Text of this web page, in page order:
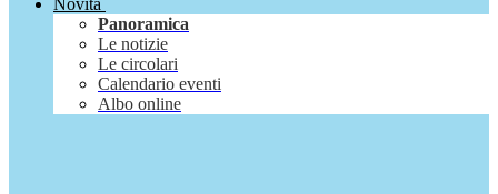
Novità
Panoramica
Le notizie
Le circolari
Calendario eventi
Albo online